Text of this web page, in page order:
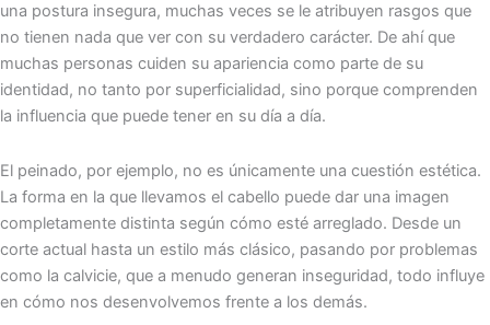
una postura insegura, muchas veces se le atribuyen rasgos que
no tienen nada que ver con su verdadero carácter. De ahí que
muchas personas cuiden su apariencia como parte de su
identidad, no tanto por superficialidad, sino porque comprenden
la influencia que puede tener en su día a día.
El peinado, por ejemplo, no es únicamente una cuestión estética.
La forma en la que llevamos el cabello puede dar una imagen
completamente distinta según cómo esté arreglado. Desde un
corte actual hasta un estilo más clásico, pasando por problemas
como la calvicie, que a menudo generan inseguridad, todo influye
en cómo nos desenvolvemos frente a los demás.